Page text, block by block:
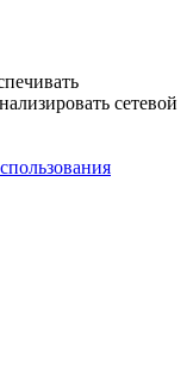
сетевой